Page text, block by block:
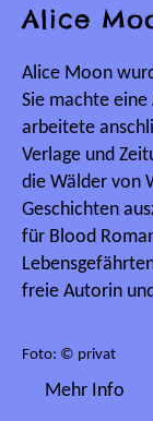
Alice
Alice Moon
Sie machte
arbeitete
Verlage und
die Wälder von
Geschichten
für Blood
freie Autorin
Foto: © privat
Mehr Info